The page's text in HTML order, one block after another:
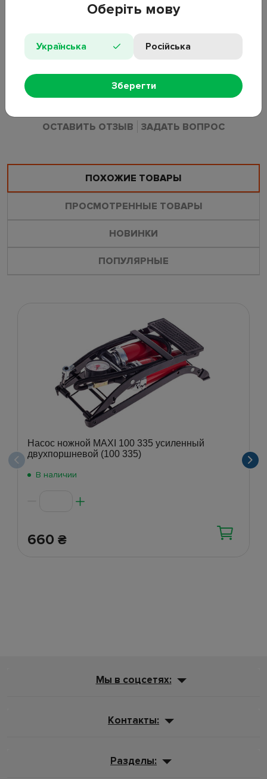
в электропитании и используется в бытовых или выездных
• Тип товара: ножной насос;
• Размер: 23×16 см;
• Материал: пластик, ПВХ;
• Комплектация: насос, гибкий шланг, насадки.
ОСТАВИТЬ ОТЗЫВ ЗАДАТЬ ВОПРОС
ПОХОЖИЕ ТОВАРЫ
ПРОСМОТРЕННЫЕ ТОВАРЫ
НОВИНКИ
ПОПУЛЯРНЫЕ
Насос ножной MAXI 100 335 усиленный
двухпоршневой (100 335)
В наличии
660 ₴
Оберіть мову
Українська Російська
Зберегти
Мы в соцсетях:
Контакты:
Разделы: